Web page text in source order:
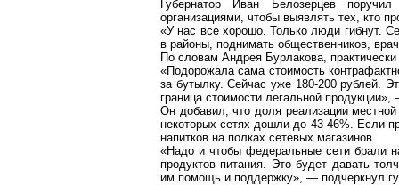
Губернатор Иван Белозерцев
организациями, чтобы выявлять тех, кто
«У нас все хорошо. Только люди гибнут.
в районы, поднимать общественников,
По словам Андрея Бурлакова,
«Подорожала сама стоимость
за бутылку. Сейчас уже 180-200 рублей.
граница стоимости легальной
Он добавил, что доля реализации
некоторых сетях дошли до 43-46%. Если
напитков на полках сетевых магазинов.
«Надо и чтобы федеральные сети брали
продуктов питания. Это будет давать
им помощь и поддержку», — подчеркнул